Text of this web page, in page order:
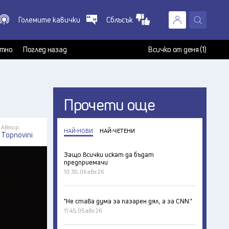
X
Големите кавички Сблъсък
Поглед назад Всичко от деня (1)
Автор:
Topnovini
Прочети още
НАЙ-НОВИ НАЙ-ЧЕТЕНИ
Защо всички искат да бъдат
предприемачи
10:30, 06 авг 26
"Не става дума за пазарен дял, а за CNN."
11:45, 05 авг 26